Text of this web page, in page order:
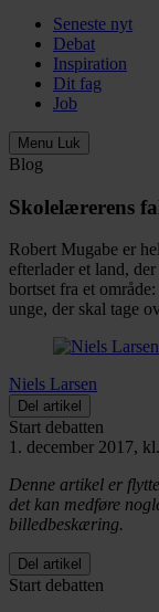
Seneste nyt
Debat
Inspiration
Dit fag
Job
Menu Luk
Blog
Skolelærerens
Robert Mugabe er
efterlader et land,
bortset fra et
unge, der skal tage
Niels Larsen
Del artikel
Start debatten
1. december 2017,
Denne artikel er
det kan medføre
billedbeskæring.
Del artikel
Start debatten